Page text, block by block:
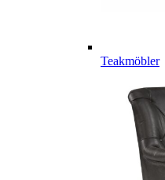
Teakmöbler